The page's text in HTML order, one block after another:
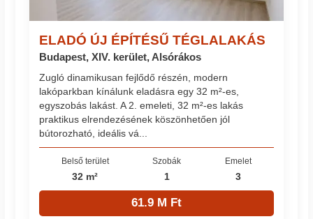
ELADÓ ÚJ ÉPÍTÉSŰ TÉGLALAKÁS
Budapest, XIV. kerület, Alsórákos
Zugló dinamikusan fejlődő részén, modern
lakóparkban kínálunk eladásra egy 32 m²-es,
egyszobás lakást. A 2. emeleti, 32 m²-es lakás
praktikus elrendezésének köszönhetően jól
bútorozható, ideális vá...
Belső terület
32 m²
Szobák
1
Emelet
3
61.9 M Ft